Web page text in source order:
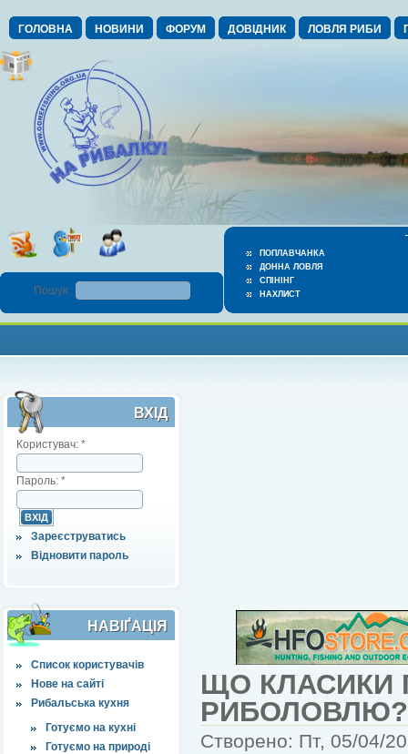
ГОЛОВНА НОВИНИ ФОРУМ ДОВІДНИК ЛОВЛЯ РИБИ
ПОПЛАВЧАНКА
ДОННА ЛОВЛЯ
СПІНІНГ
НАХЛИСТ
Пошук :
ВХІД
Користувач: *
Пароль: *
Зареєструватись
Відновити пароль
НАВІҐАЦІЯ
Список користувачів
Нове на сайті
Рибальська кухня
Готуємо на кухні
Готуємо на природі
ЩО КЛАСИКИ
РИБОЛОВЛЮ?
Створено: Пт, 05/04/